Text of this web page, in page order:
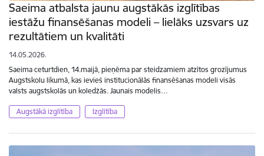
Saeima atbalsta jaunu augstākās izglītības
iestāžu finansēšanas modeli – lielāks uzsvars uz
rezultātiem un kvalitāti
14.05.2026.
Saeima ceturtdien, 14.maijā, pieņēma par steidzamiem atzītos grozījumus
Augstskolu likumā, kas ievieš institucionālās finansēšanas modeli visās
valsts augstskolās un koledžās. Jaunais modelis…
Augstākā izglītība Izglītība